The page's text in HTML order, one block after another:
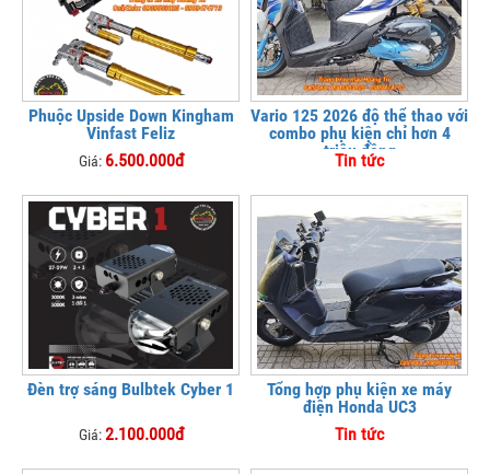
Phuộc Upside Down Kingham
Vinfast Feliz
Giá: 6.500.000đ
Vario 125 2026 độ thể thao với
combo phụ kiện chỉ hơn 4
triệu đồng
Tin tức
Đèn trợ sáng Bulbtek Cyber 1
Giá:2.100.000đ
Tổng hợp phụ kiện xe máy
điện Honda UC3
Tin tức